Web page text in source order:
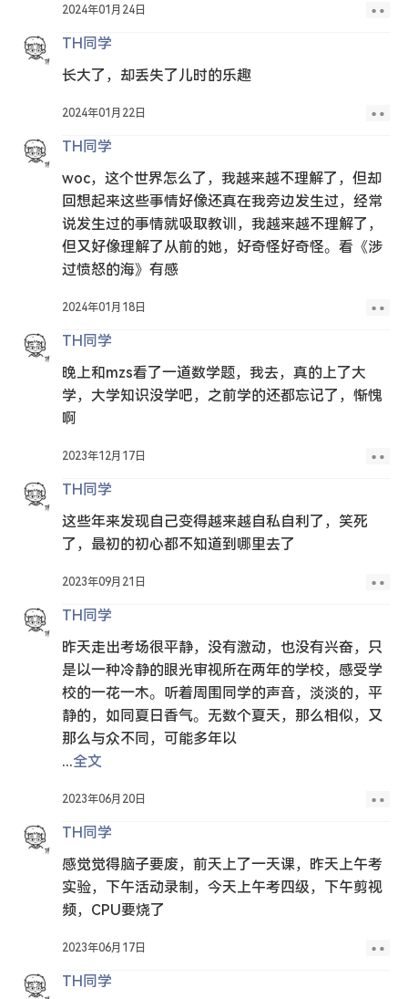
2024年01月24日
TH同学
长大了，却丢失了儿时的乐趣
2024年01月22日
TH同学
woc，这个世界怎么了，我越来越不理解了，但却
回想起来这些事情好像还真在我旁边发生过，经常
说发生过的事情就吸取教训，我越来越不理解了，
但又好像理解了从前的她，好奇怪好奇怪。看《涉
过愤怒的海》有感
2024年01月18日
TH同学
晚上和mzs看了一道数学题，我去，真的上了大
学，大学知识没学吧，之前学的还都忘记了，惭愧
啊
2023年12月17日
TH同学
这些年来发现自己变得越来越自私自利了，笑死
了，最初的初心都不知道到哪里去了
2023年09月21日
TH同学
昨天走出考场很平静，没有激动，也没有兴奋，只
是以一种冷静的眼光审视所在两年的学校，感受学
校的一花一木。听着周围同学的声音，淡淡的，平
静的，如同夏日香气。无数个夏天，那么相似，又
那么与众不同，可能多年以
...全文
2023年06月20日
TH同学
感觉觉得脑子要废，前天上了一天课，昨天上午考
实验，下午活动录制，今天上午考四级，下午剪视
频，CPU要烧了
2023年06月17日
TH同学